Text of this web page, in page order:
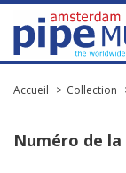
Accueil Collection
Numéro de la